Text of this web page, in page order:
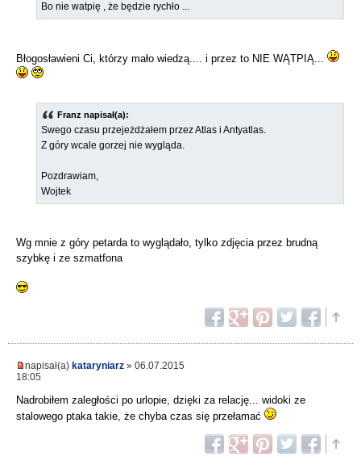
Bo nie watpię , że będzie rychło ...
Błogosławieni Ci, którzy mało wiedzą.... i przez to NIE WĄTPIĄ...
Franz napisał(a):
Swego czasu przejeżdżałem przez Atlas i Antyatlas.
Z góry wcale gorzej nie wygląda.
Pozdrawiam,
Wojtek
Wg mnie z góry petarda to wyglądało, tylko zdjęcia przez brudną
szybkę i ze szmatfona
napisał(a) kataryniarz » 06.07.2015
18:05
Nadrobiłem zaległości po urlopie, dzięki za relację... widoki ze
stalowego ptaka takie, że chyba czas się przełamać